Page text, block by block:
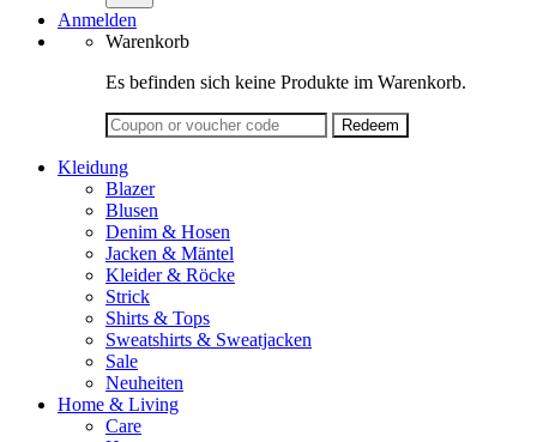
Anmelden
Warenkorb
Es befinden sich keine Produkte im Warenkorb.
Kleidung
Blazer
Blusen
Denim & Hosen
Jacken & Mäntel
Kleider & Röcke
Strick
Shirts & Tops
Sweatshirts & Sweatjacken
Sale
Neuheiten
Home & Living
Care